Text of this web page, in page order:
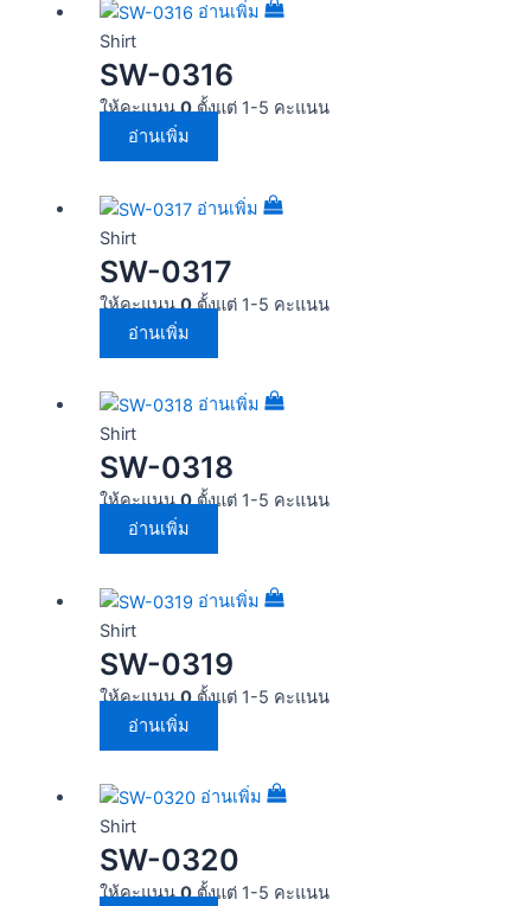
อ่านเพิ่ม
Shirt
SW-0316
ให้คะแนน0ตั้งแต่ 1-5 คะแนน
อ่านเพิ่ม
อ่านเพิ่ม
Shirt
SW-0317
ให้คะแนน0ตั้งแต่ 1-5 คะแนน
อ่านเพิ่ม
อ่านเพิ่ม
Shirt
SW-0318
ให้คะแนน0ตั้งแต่ 1-5 คะแนน
อ่านเพิ่ม
อ่านเพิ่ม
Shirt
SW-0319
ให้คะแนน0ตั้งแต่ 1-5 คะแนน
อ่านเพิ่ม
อ่านเพิ่ม
Shirt
SW-0320
ให้คะแนน0ตั้งแต่ 1-5 คะแนน